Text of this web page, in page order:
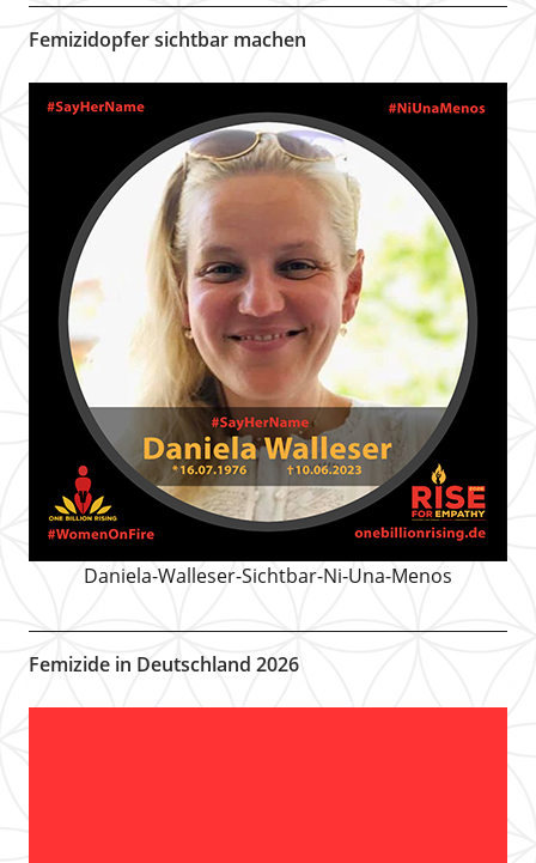
Femizidopfer sichtbar machen
Daniela-Walleser-Sichtbar-Ni-Una-Menos
Femizide in Deutschland 2026